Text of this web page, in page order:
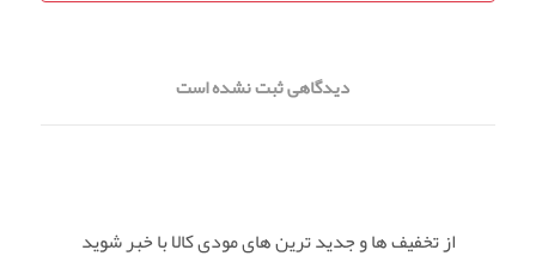
دیدگاهی ثبت نشده است
از تخفیف ها و جدید ترین های مودی کالا با خبر شوید